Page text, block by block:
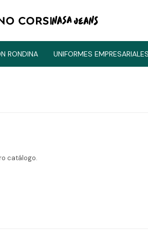
RONDINA UNIFORMES
catálogo.